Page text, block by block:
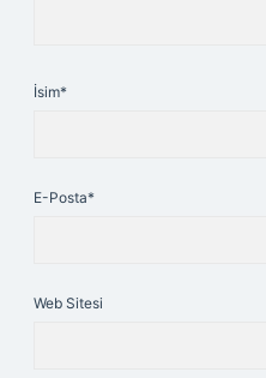
İsim*
E-Posta*
Web Sitesi